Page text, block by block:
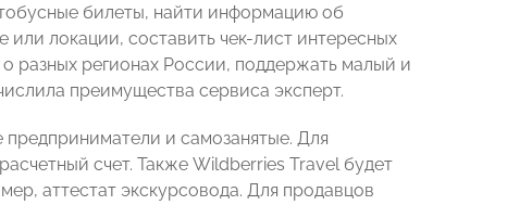
билеты, найти информацию об
или локации, составить чек-лист интересных
разных регионах России, поддержать малый и
преимущества сервиса эксперт.
и самозанятые. Для
счет. Также Wildberries Travel будет
аттестат экскурсовода. Для продавцов